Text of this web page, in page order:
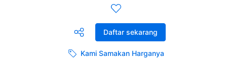
Daftar sekarang
Kami Samakan Harganya